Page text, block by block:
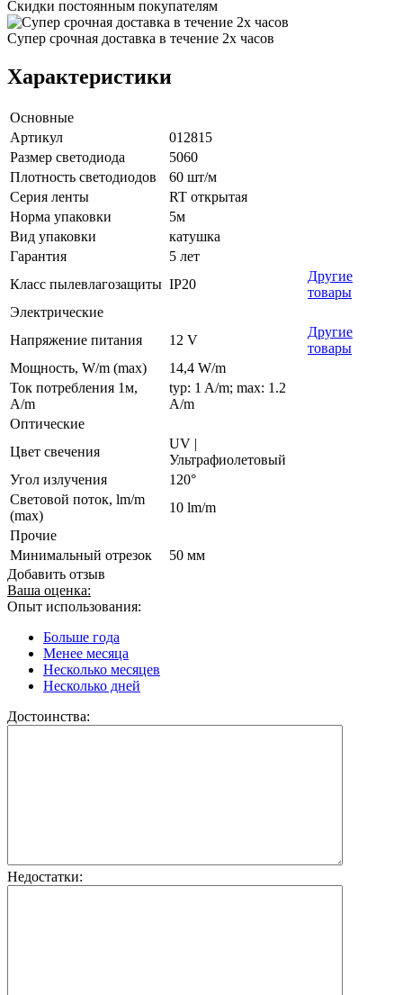
Скидки постоянным покупателям
Супер срочная доставка в течение 2х часов
Характеристики
Основные
Артикул
012815
Размер светодиода
5060
Плотность светодиодов
60 шт/м
Серия ленты
RT открытая
Норма упаковки
5м
Вид упаковки
катушка
Гарантия
5 лет
Класс пылевлагозащиты IP20
Другие
товары
Электрические
Напряжение питания
12 V
Другие
товары
Мощность, W/m (max)
14,4 W/m
Ток потребления 1м,
A/m
typ: 1 A/m; max: 1.2
A/m
Оптические
Цвет свечения
UV |
Ультрафиолетовый
Угол излучения
120°
Световой поток, lm/m
(max)
10 lm/m
Прочие
Минимальный отрезок
50 мм
Добавить отзыв
Ваша оценка:
Опыт использования:
Больше года
Менее месяца
Несколько месяцев
Несколько дней
Достоинства:
Недостатки: